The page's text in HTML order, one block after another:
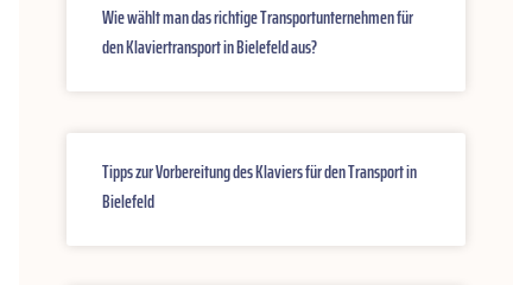
Wie wählt man das richtige Transportunternehmen für
den Klaviertransport in Bielefeld aus?
Tipps zur Vorbereitung des Klaviers für den Transport in
Bielefeld